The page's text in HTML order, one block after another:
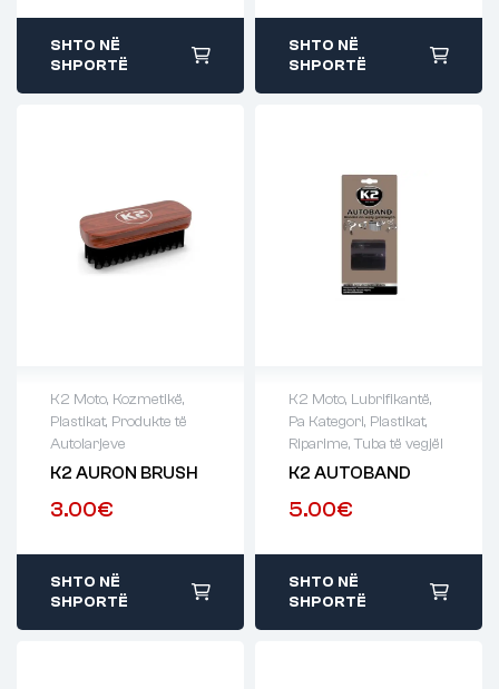
SHTO NË
SHPORTË
SHTO NË
SHPORTË
K2 Moto, Kozmetikë,
Plastikat, Produkte të
Autolarjeve
K2 AURON BRUSH
3.00€
SHTO NË
SHPORTË
K2 Moto, Lubrifikantë,
Pa Kategori, Plastikat,
Riparime,Tuba të vegjël
K2 AUTOBAND
5.00€
SHTO NË
SHPORTË